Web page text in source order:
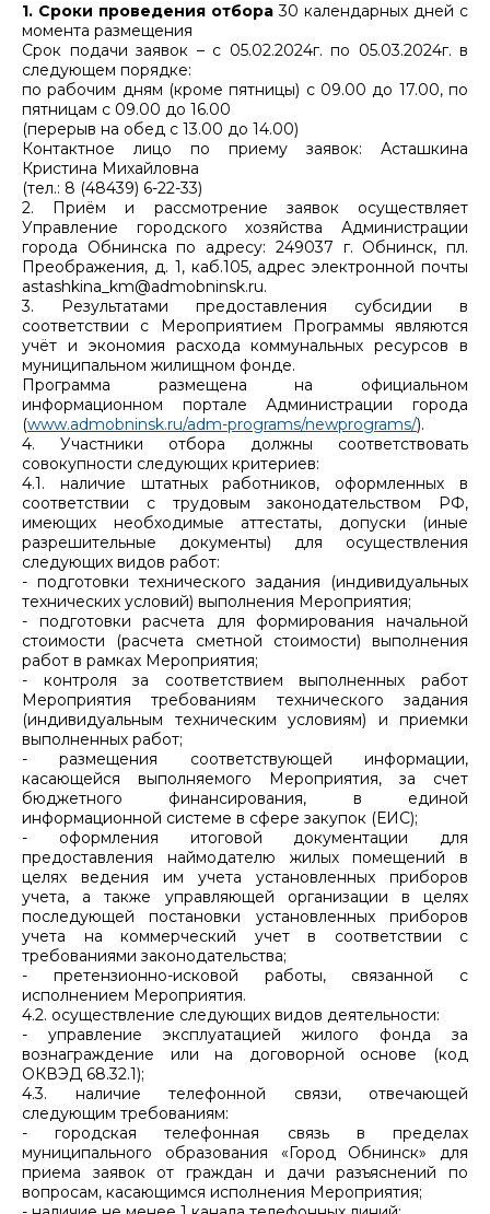
1. Сроки проведения отбора 30 календарных дней с
момента размещения
Срок подачи заявок – с 05.02.2024г. по 05.03.2024г. в
следующем порядке:
по рабочим дням (кроме пятницы) с 09.00 до 17.00, по
пятницам с 09.00 до 16.00
(перерыв на обед с 13.00 до 14.00)
Контактное лицо по приему заявок: Асташкина
Кристина Михайловна
(тел.: 8 (48439) 6-22-33)
2. Приём и рассмотрение заявок осуществляет
Управление городского хозяйства Администрации
города Обнинска по адресу: 249037 г. Обнинск, пл.
Преображения, д. 1, каб.105, адрес электронной почты
astashkina_km@admobninsk.ru.
3. Результатами предоставления субсидии в
соответствии с Мероприятием Программы являются
учёт и экономия расхода коммунальных ресурсов в
муниципальном жилищном фонде.
Программа размещена на официальном
информационном портале Администрации города
(www.admobninsk.ru/adm-programs/newprograms/).
4. Участники отбора должны соответствовать
совокупности следующих критериев:
4.1. наличие штатных работников, оформленных в
соответствии с трудовым законодательством РФ,
имеющих необходимые аттестаты, допуски (иные
разрешительные документы) для осуществления
следующих видов работ:
- подготовки технического задания (индивидуальных
технических условий) выполнения Мероприятия;
- подготовки расчета для формирования начальной
стоимости (расчета сметной стоимости) выполнения
работ в рамках Мероприятия;
- контроля за соответствием выполненных работ
Мероприятия требованиям технического задания
(индивидуальным техническим условиям) и приемки
выполненных работ;
- размещения соответствующей информации,
касающейся выполняемого Мероприятия, за счет
бюджетного финансирования, в единой
информационной системе в сфере закупок (ЕИС);
- оформления итоговой документации для
предоставления наймодателю жилых помещений в
целях ведения им учета установленных приборов
учета, а также управляющей организации в целях
последующей постановки установленных приборов
учета на коммерческий учет в соответствии с
требованиями законодательства;
- претензионно-исковой работы, связанной с
исполнением Мероприятия.
4.2. осуществление следующих видов деятельности:
- управление эксплуатацией жилого фонда за
вознаграждение или на договорной основе (код
ОКВЭД 68.32.1);
4.3. наличие телефонной связи, отвечающей
следующим требованиям:
- городская телефонная связь в пределах
муниципального образования «Город Обнинск» для
приема заявок от граждан и дачи разъяснений по
вопросам, касающимся исполнения Мероприятия;